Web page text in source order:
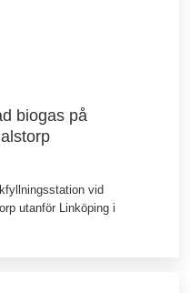
biogas på
vid
utanför Linköping i